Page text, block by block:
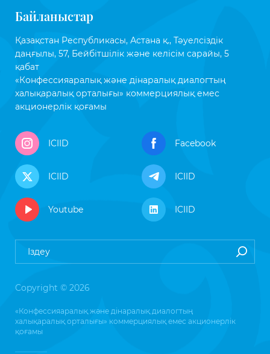
Байланыстар
Қазақстан Республикасы, Астана қ., Тәуелсіздік
даңғылы, 57, Бейбітшілік және келісім сарайы, 5
қабат
«Конфессияаралық және дінаралық диалогтың
халықаралық орталығы» коммерциялық емес
акционерлік қоғамы
ICIID Facebook
ICIID ICIID
Youtube ICIID
Copyright © 2026
«Конфессияаралық және дінаралық диалогтың
халықаралық орталығы» коммерциялық емес акционерлік
қоғамы